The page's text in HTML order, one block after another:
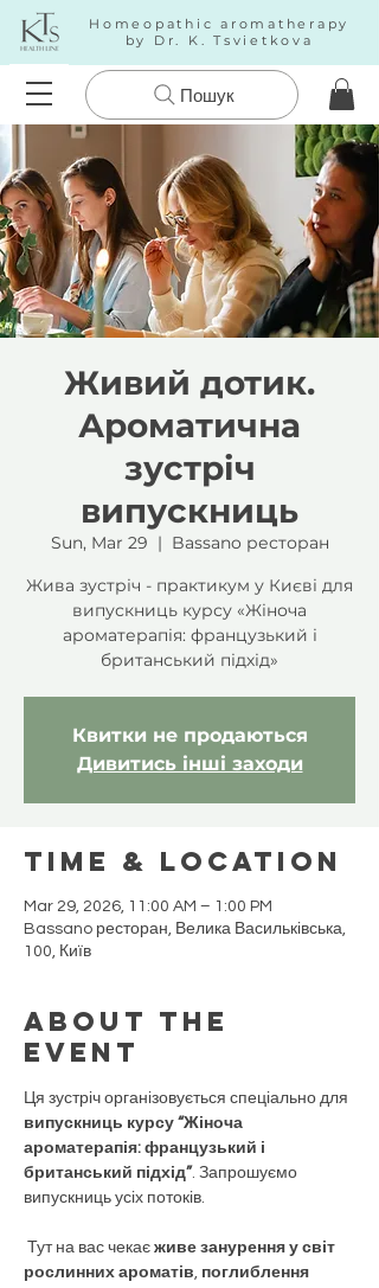
Homeopathic aromatherapy
by Dr. K. Tsvietkova
Пошук
Живий дотик.
Ароматична
зустріч
випускниць
Sun, Mar 29
  |
Bassano ресторан
Жива зустріч - практикум у Києві для
випускниць курсу «Жіноча
ароматерапія: французький і
британський підхід»
Квитки не продаються
Дивитись інші заходи
Time & Location
Mar 29, 2026, 11:00 AM – 1:00 PM
Bassano ресторан, Велика Васильківська,
100, Київ
About the
event
Ця зустріч організовується спеціально для
випускниць курсу “Жіноча
ароматерапія: французький і
британський підхід”. Запрошуємо
випускниць усіх потоків.
Тут на вас чекає живе занурення у світ
рослинних ароматів, поглиблення